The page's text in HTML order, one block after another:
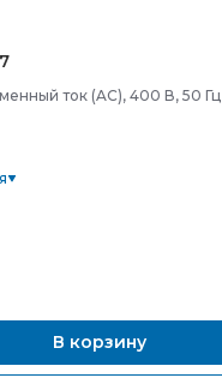
ток (AC), 400 В, 50 Гц
В корзину